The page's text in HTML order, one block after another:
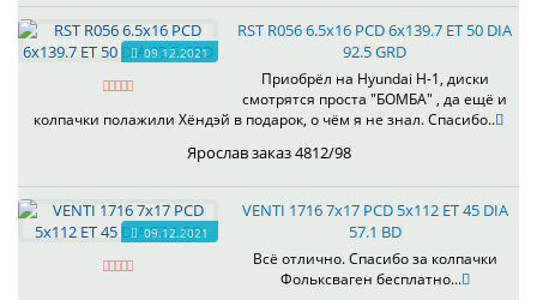
09.12.2021
RST R056 6.5x16 PCD 6x139.7 ET 50 DIA
92.5 GRD
Приобрёл на Hyundai H-1, диски
смотрятся проста "БОМБА" , да ещё и
колпачки полажили Хёндэй в подарок, о чём я не знал. Спасибо..
Ярослав заказ 4812/98
09.12.2021
VENTI 1716 7x17 PCD 5x112 ET 45 DIA
57.1 BD
Всё отлично. Спасибо за колпачки
Фольксваген бесплатно...